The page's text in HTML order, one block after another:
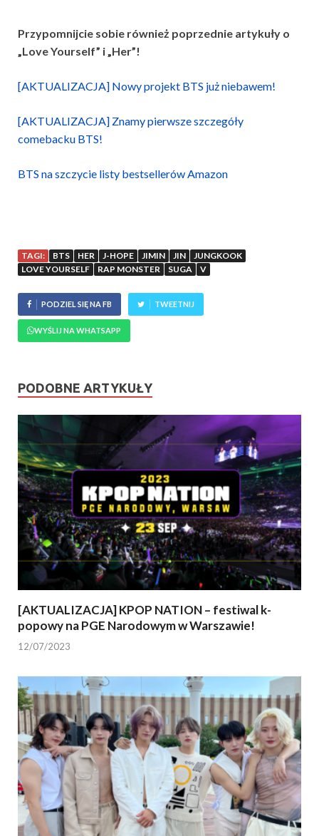
Przypomnijcie sobie również poprzednie artykuły o
„Love Yourself” i „Her”!
[AKTUALIZACJA] Nowy projekt BTS już niebawem!
[AKTUALIZACJA] Znamy pierwsze szczegóły
comebacku BTS!
BTS na szczycie listy bestsellerów Amazon
TAGI: BTS HER J-HOPE JIMIN JIN
JUNGKOOK
LOVE YOURSELF
RAP MONSTER SUGA V
PODZIEL SIĘ NA FB TWEETNIJ
WYŚLIJ NA WHATSAPP
PODOBNE ARTYKUŁY
[AKTUALIZACJA] KPOP NATION – festiwal k-
popowy na PGE Narodowym w Warszawie!
12/07/2023